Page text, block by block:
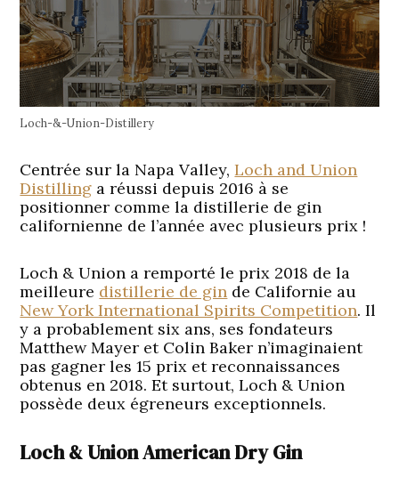
Loch-&-Union-Distillery
Centrée sur la Napa Valley,Loch and Union
Distilling a réussi depuis 2016 à se
positionner comme la distillerie de gin
californienne de l’année avec plusieurs prix !
Loch & Union a remporté le prix 2018 de la
meilleure distillerie de gin de Californie au
New York International Spirits Competition. Il
y a probablement six ans, ses fondateurs
Matthew Mayer et Colin Baker n’imaginaient
pas gagner les 15 prix et reconnaissances
obtenus en 2018. Et surtout, Loch & Union
possède deux égreneurs exceptionnels.
Loch & Union American Dry Gin